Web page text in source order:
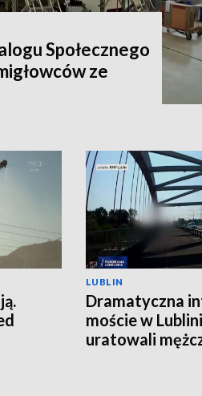
Społecznego
ze
LUBLIN
Dramatyczna
moście w
uratowali